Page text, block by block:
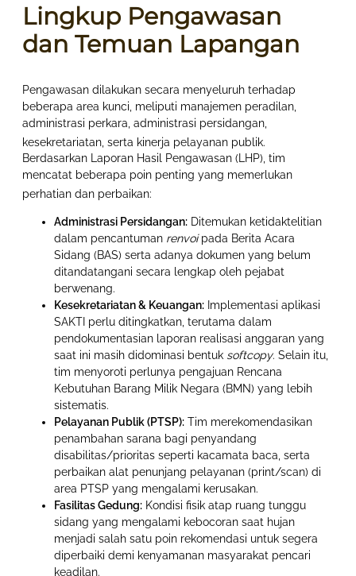
Lingkup Pengawasan
dan Temuan Lapangan
Pengawasan dilakukan secara menyeluruh terhadap
beberapa area kunci, meliputi manajemen peradilan,
administrasi perkara, administrasi persidangan,
kesekretariatan, serta kinerja pelayanan publik.
Berdasarkan Laporan Hasil Pengawasan (LHP), tim
mencatat beberapa poin penting yang memerlukan
perhatian dan perbaikan:
Administrasi Persidangan: Ditemukan ketidaktelitian
dalam pencantuman renvoipada Berita Acara
Sidang (BAS) serta adanya dokumen yang belum
ditandatangani secara lengkap oleh pejabat
berwenang.
Kesekretariatan & Keuangan: Implementasi aplikasi
SAKTI perlu ditingkatkan, terutama dalam
pendokumentasian laporan realisasi anggaran yang
saat ini masih didominasi bentuk softcopy. Selain itu,
tim menyoroti perlunya pengajuan Rencana
Kebutuhan Barang Milik Negara (BMN) yang lebih
sistematis.
Pelayanan Publik (PTSP): Tim merekomendasikan
penambahan sarana bagi penyandang
disabilitas/prioritas seperti kacamata baca, serta
perbaikan alat penunjang pelayanan (print/scan) di
area PTSP yang mengalami kerusakan.
Fasilitas Gedung: Kondisi fisik atap ruang tunggu
sidang yang mengalami kebocoran saat hujan
menjadi salah satu poin rekomendasi untuk segera
diperbaiki demi kenyamanan masyarakat pencari
keadilan.